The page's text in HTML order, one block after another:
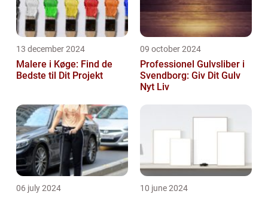
13 december 2024
Malere i Køge: Find de
Bedste til Dit Projekt
09 october 2024
Professionel Gulvsliber i
Svendborg: Giv Dit Gulv
Nyt Liv
06 july 2024 10 june 2024